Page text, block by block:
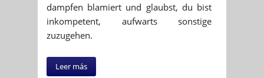
dampfen blamiert und glaubst, du bist
inkompetent, aufwarts sonstige
zuzugehen.
Leer más